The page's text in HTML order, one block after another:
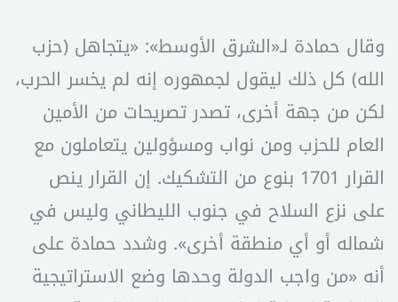
وقال حمادة لـ«الشرق الأوسط»: «يتجاهل (حزب
الله) كل ذلك ليقول لجمهوره إنه لم يخسر الحرب،
لكن من جهة أخرى، تصدر تصريحات من الأمين
العام للحزب ومن نواب ومسؤولين يتعاملون مع
القرار 1701 بنوع من التشكيك. إن القرار ينص
على نزع السلاح في جنوب الليطاني وليس في
شماله أو أي منطقة أخرى». وشدد حمادة على
أنه «من واجب الدولة وحدها وضع الاستراتيجية